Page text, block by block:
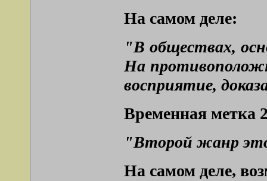
На самом деле:
"В обществах,
На
восприятие,
Временная метка
"Второй жанр
На самом деле,